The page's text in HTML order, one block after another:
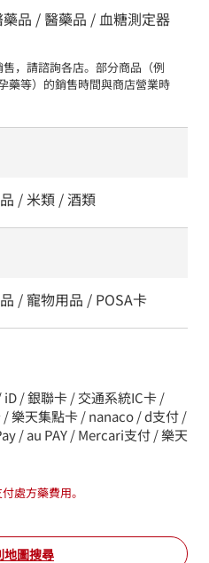
品 / 醫藥品 / 血糖測定器
，請諮詢各店。部分商品（例
藥等）的銷售時間與商店營業時
/ 米類 / 酒類
/ 寵物用品 / POSA卡
iD / 銀聯卡 / 交通系統IC卡 /
/ 樂天集點卡 / nanaco / d支付 /
/ au PAY / Mercari支付 / 樂天
處方藥費用。
地圖搜尋